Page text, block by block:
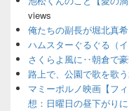
views
俺たちの副長が堀北真
ハムスターぐるぐる（イ
さくらよ風に‥朝倉で豪
路上で、公園で歌を歌
マミーポルノ映画【フ
想：日曜日の昼下がり